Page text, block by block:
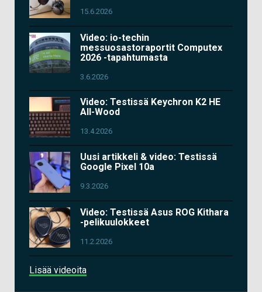
15.6.2026
Video: io-techin
messuosastoraportit Computex
2026 -tapahtumasta
3.6.2026
Video: Testissä Keychron K2 HE
All-Wood
13.4.2026
Uusi artikkeli & video: Testissä
Google Pixel 10a
9.3.2026
Video: Testissä Asus ROG Kithara
-pelikuulokkeet
11.2.2026
Lisää videoita